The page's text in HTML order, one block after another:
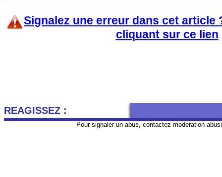
Signalez une erreur dans cet article
cliquant sur ce lien
REAGISSEZ :
Pour signaler un abus, contactez moderation-